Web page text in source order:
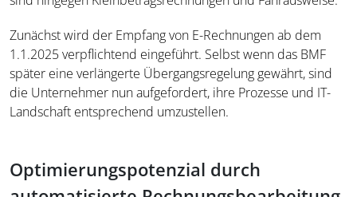
Zunächst wird der Empfang von E-Rechnungen ab dem
1.1.2025 verpflichtend eingeführt. Selbst wenn das BMF
später eine verlängerte Übergangsregelung gewährt, sind
die Unternehmer nun aufgefordert, ihre Prozesse und IT-
Landschaft entsprechend umzustellen.
Optimierungspotenzial durch